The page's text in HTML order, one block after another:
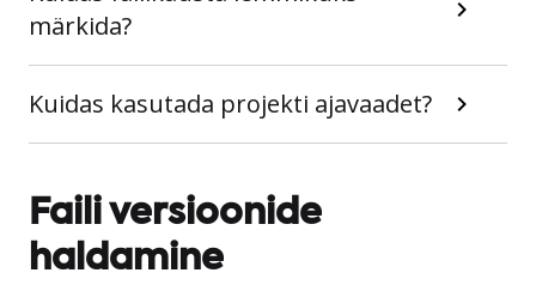
märkida?
Kuidas kasutada projekti ajavaadet?
Faili versioonide
haldamine